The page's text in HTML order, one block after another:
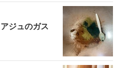
ジュのガス